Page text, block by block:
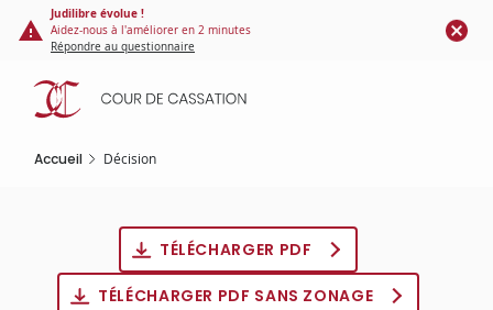
Panneau de gestion des cookies
contenu
principal
Judilibre évolue !
Aidez-nous à l'améliorer en 2 minutes
Répondre au questionnaire
Accueil Décision
TÉLÉCHARGER PDF
TÉLÉCHARGER PDF SANS ZONAGE